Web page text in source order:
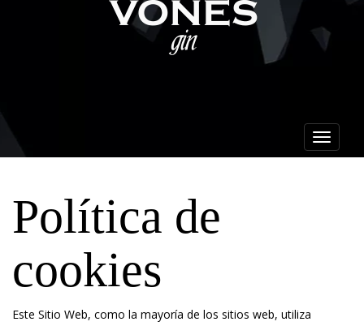
Toggle
Política de
cookies
Este Sitio Web, como la mayoría de los sitios web, utiliza